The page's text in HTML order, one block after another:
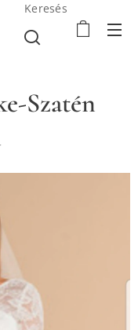
Keresés
Szatén